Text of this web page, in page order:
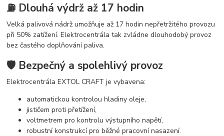
⛽ Dlouhá výdrž až 17 hodin
Velká palivová nádrž umožňuje až 17 hodin nepřetržitého provozu
při 50% zatížení. Elektrocentrála tak zvládne dlouhodobý provoz
bez častého doplňování paliva.
🛡️ Bezpečný a spolehlivý provoz
Elektrocentrála EXTOL CRAFT je vybavena:
automatickou kontrolou hladiny oleje,
jističem proti přetížení,
voltmetrem pro kontrolu výstupního napětí,
robustní konstrukcí pro běžné pracovní nasazení.